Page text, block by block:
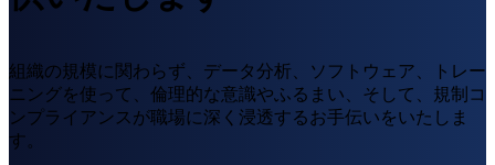
組織の規模に関わらず、 データ分析、ソフトウェア、トレー
ニングを使 って、倫理的な意識やふるまい、そして、 規制コ
ンプライアンス が職場に深く浸透するお手伝いをいた しま
す。